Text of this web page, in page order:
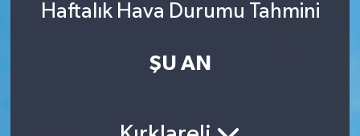
Haftalık Hava Durumu Tahmini
ŞU AN